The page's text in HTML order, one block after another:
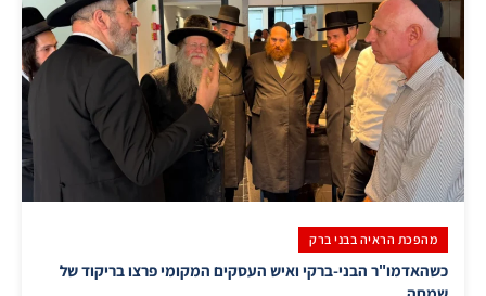
מהפכת הראיה בבני ברק
כשהאדמו"ר הבני-ברקי ואיש העסקים המקומי פרצו בריקוד של